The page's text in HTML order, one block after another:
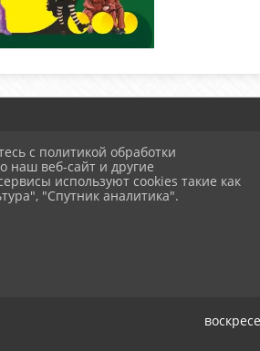
Муниципальное автономное
652845, РФ,
Режим работы
с политикой обработки
наш веб-сайт и другие
используют cookies такие как
"Спутник аналитика".